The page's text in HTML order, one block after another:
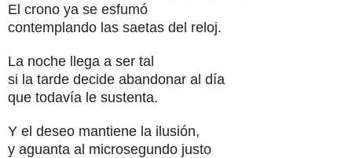
El crono ya se esfumó
contemplando las saetas del reloj.
La noche llega a ser tal
si la tarde decide abandonar al día
que todavía le sustenta.
Y el deseo mantiene la ilusión,
y aguanta al microsegundo justo